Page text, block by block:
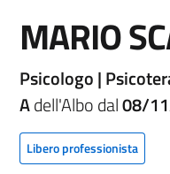
MARIO
Psicologo |
Adell'Albo dal08/
Libero professionista